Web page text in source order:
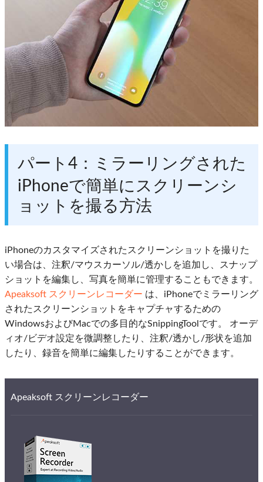
パート4：ミラーリングされた
iPhoneで簡単にスクリーンシ
ョットを撮る方法
iPhoneのカスタマイズされたスクリーンショットを撮りた
い場合は、注釈/マウスカーソル/透かしを追加し、スナップ
ショットを編集し、写真を簡単に管理することもできます。
Apeaksoft スクリーンレコーダー は、iPhoneでミラーリング
されたスクリーンショットをキャプチャするための
WindowsおよびMacでの多目的なSnippingToolです。 オーデ
ィオ/ビデオ設定を微調整したり、注釈/透かし/形状を追加
したり、録音を簡単に編集したりすることができます。
Apeaksoft スクリーンレコーダー